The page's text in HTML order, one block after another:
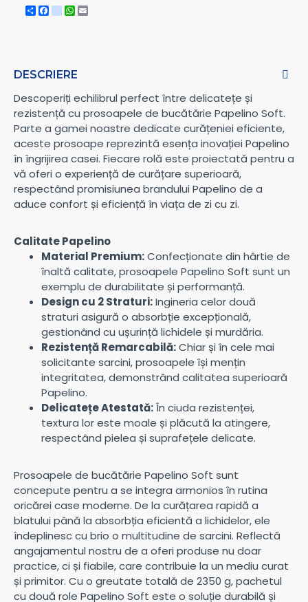
ShareFacebook
instagram
WhatsApp
DESCRIERE
Descoperiți echilibrul perfect între delicatețe și
rezistență cu prosoapele de bucătărie Papelino Soft.
Parte a gamei noastre dedicate curățeniei eficiente,
aceste prosoape reprezintă esența inovației Papelino
în îngrijirea casei. Fiecare rolă este proiectată pentru a
vă oferi o experiență de curățare superioară,
respectând promisiunea brandului Papelino de a
aduce confort și eficiență în viața de zi cu zi.
Calitate Papelino
Material Premium:Confecționate din hârtie de
înaltă calitate, prosoapele Papelino Soft sunt un
exemplu de durabilitate și performanță.
Design cu 2 Straturi:Ingineria celor două
straturi asigură o absorbție excepțională,
gestionând cu ușurință lichidele și murdăria.
Rezistență Remarcabilă:Chiar și în cele mai
solicitante sarcini, prosoapele își mențin
integritatea, demonstrând calitatea superioară
Papelino.
Delicatețe Atestată:În ciuda rezistenței,
textura lor este moale și plăcută la atingere,
respectând pielea și suprafețele delicate.
Prosoapele de bucătărie Papelino Soft sunt
concepute pentru a se integra armonios în rutina
oricărei case moderne. De la curățarea rapidă a
blatului până la absorbția eficientă a lichidelor, ele
îndeplinesc cu brio o multitudine de sarcini. Reflectă
angajamentul nostru de a oferi produse nu doar
practice, ci și fiabile, care contribuie la un mediu curat
și primitor. Cu o greutate totală de 2350 g, pachetul
cu două role Papelino Soft este o soluție durabilă și